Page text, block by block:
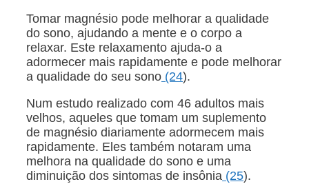
Tomar magnésio pode melhorar a qualidade
do sono, ajudando a mente e o corpo a
relaxar. Este relaxamento ajuda-o a
adormecer mais rapidamente e pode melhorar
a qualidade do seu sono (24).
Num estudo realizado com 46 adultos mais
velhos, aqueles que tomam um suplemento
de magnésio diariamente adormecem mais
rapidamente. Eles também notaram uma
melhora na qualidade do sono e uma
diminuição dos sintomas de insônia (25).